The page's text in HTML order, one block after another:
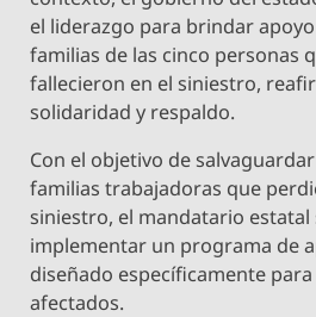
el liderazgo para brindar
familias de las cinco personas
fallecieron en el siniestro,
solidaridad y respaldo.
Con el objetivo de
familias trabajadoras que
siniestro, el mandatario
implementar un programa de
diseñado específicamente
afectados.